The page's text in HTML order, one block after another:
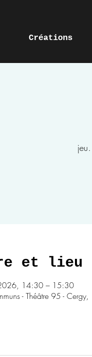
Créations
et lieu
14:30 – 15:30
- Théâtre 95 -